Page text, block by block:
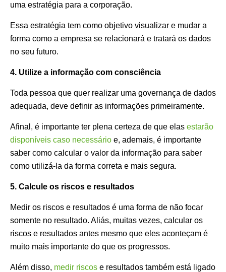
uma estratégia para a corporação.
Essa estratégia tem como objetivo visualizar e mudar a
forma como a empresa se relacionará e tratará os dados
no seu futuro.
4. Utilize a informação com consciência
Toda pessoa que quer realizar uma governança de dados
adequada, deve definir as informações primeiramente.
Afinal, é importante ter plena certeza de que elas estarão
disponíveis caso necessário e, ademais, é importante
saber como calcular o valor da informação para saber
como utilizá-la da forma correta e mais segura.
5. Calcule os riscos e resultados
Medir os riscos e resultados é uma forma de não focar
somente no resultado. Aliás, muitas vezes, calcular os
riscos e resultados antes mesmo que eles aconteçam é
muito mais importante do que os progressos.
Além disso, medir riscos e resultados também está ligado